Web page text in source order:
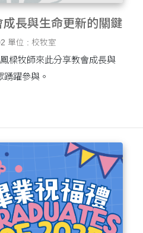
長與生命更新的關鍵
單位 : 校牧室
樑牧師來此分享教會成長與
躍參與。